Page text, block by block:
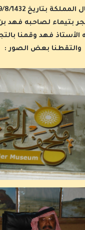
بتيماء لصاحبه فهد
الأستاذ فهد وقمنا
والتقطنا بعض الصور :